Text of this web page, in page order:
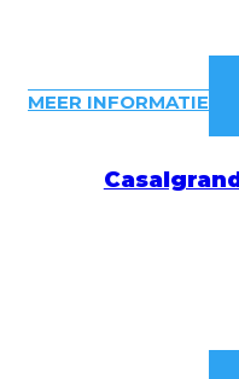
MEER INFORMATIE